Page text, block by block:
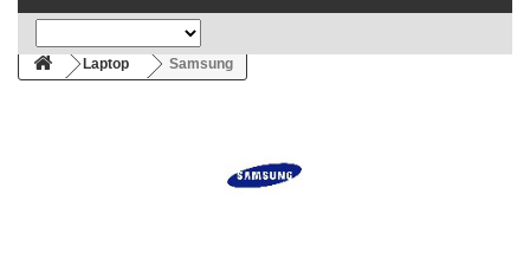
Laptop Samsung